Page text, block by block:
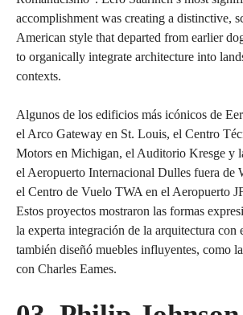
accomplishment was creating a distinctive,
American style that departed from earlier
to organically integrate architecture into
contexts.
Algunos de los edificios más icónicos de
el Arco Gateway en St. Louis, el Centro
Motors en Michigan, el Auditorio Kresge y
el Aeropuerto Internacional Dulles fuera de
el Centro de Vuelo TWA en el Aeropuerto
Estos proyectos mostraron las formas
la experta integración de la arquitectura con
también diseñó muebles influyentes, como
con Charles Eames.